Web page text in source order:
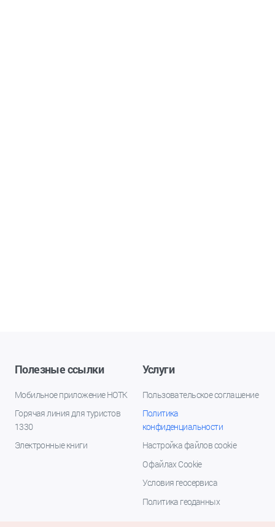
Полезные ссылки
Мобильное приложение НОТК
Горячая линия для туристов
1330
Электронные книги
Услуги
Пользовательское соглашение
Политика
конфиденциальности
Настройка файлов cookie
О файлах Cookie
Условия геосервиса
Политика геоданных